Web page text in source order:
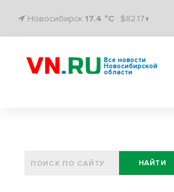
Новосибирск 17.4 °C $82.17↑
Все новости
Новосибирской
области
НАЙТИ